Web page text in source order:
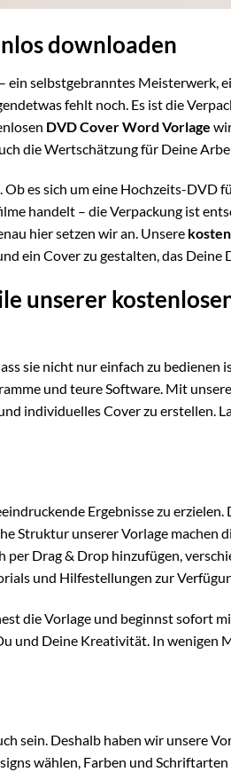
downloaden
selbstgebranntes Meisterwerk,
fehlt noch. Es ist die
DVD Cover Word Vorlage
die Wertschätzung für Deine
es sich um eine Hochzeits-DVD
handelt – die Verpackung ist
hier setzen wir an. Unsere
ein Cover zu gestalten, das
unserer
sie nicht nur einfach zu bedienen
und teure Software. Mit
individuelles Cover zu erstellen.
Ergebnisse zu
Struktur unserer Vorlage machen
Drag & Drop hinzufügen,
und Hilfestellungen zur
die Vorlage und beginnst sofort
und Deine Kreativität. In wenigen
sein. Deshalb haben wir unsere
wählen, Farben und Schriftarten